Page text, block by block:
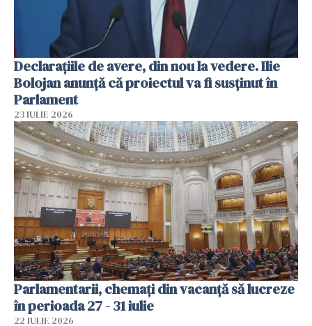
Declarațiile de avere, din nou la vedere. Ilie
Bolojan anunță că proiectul va fi susținut în
Parlament
23 IULIE 2026
Parlamentarii, chemați din vacanță să lucreze
în perioada 27 - 31 iulie
22 IULIE 2026